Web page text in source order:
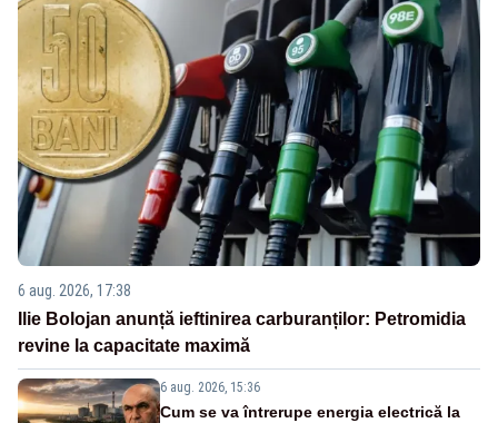
6 aug. 2026, 17:38
Ilie Bolojan anunță ieftinirea carburanților: Petromidia
revine la capacitate maximă
6 aug. 2026, 15:36
Cum se va întrerupe energia electrică la